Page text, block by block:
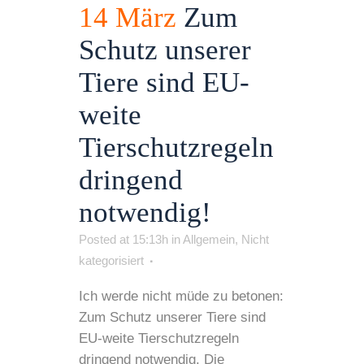
14 März Zum
Schutz unserer
Tiere sind EU-
weite
Tierschutzregeln
dringend
notwendig!
Posted at 15:13h inAllgemein, Nicht
kategorisiert
Ich werde nicht müde zu betonen:
Zum Schutz unserer Tiere sind
EU-weite Tierschutzregeln
dringend notwendig. Die